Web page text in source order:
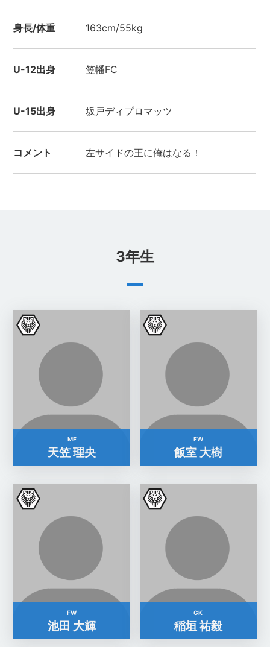
身長/体重 163cm/55kg
U-12出身 笠幡FC
U-15出身 坂戸ディプロマッツ
コメント 左サイドの王に俺はなる！
3年生
MF
天笠 理央
FW
飯室 大樹
FW
池田 大輝
GK
稲垣 祐毅